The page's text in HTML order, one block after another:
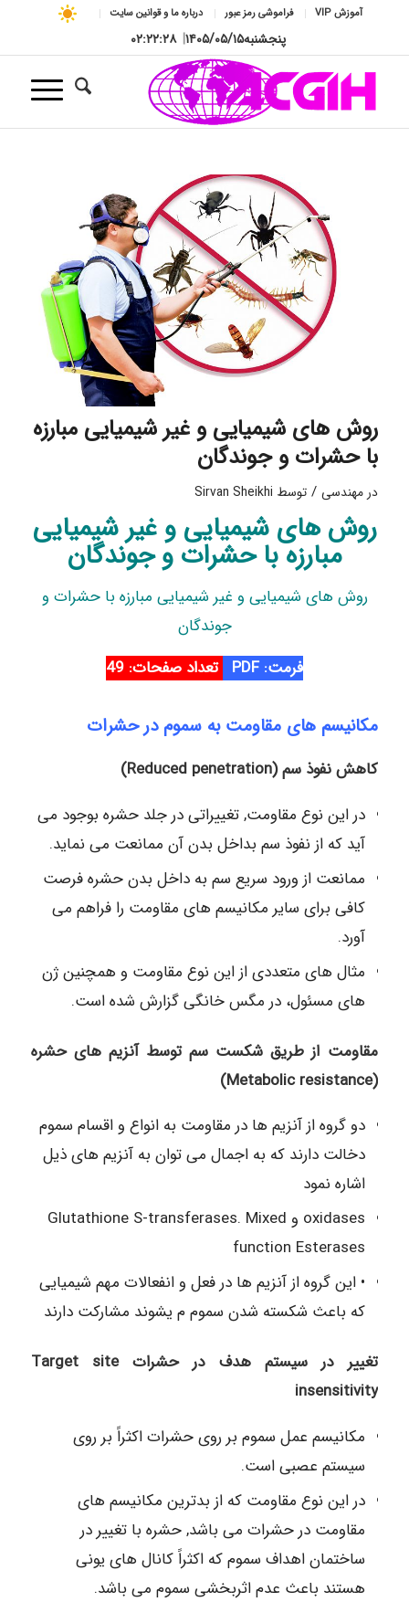
آموزش VIP فراموشی رمز عبور درباره ما و قوانین سایت
پنجشنبه۱۴۰۵/۰۵/۱۵| ۰۲:۲۲:۲۹
روش های شیمیایی و غیر شیمیایی مبارزه
با حشرات و جوندگان
در مهندسی / توسط Sirvan Sheikhi
روش های شیمیایی و غیر شیمیایی
مبارزه با حشرات و جوندگان
روش های شیمیایی و غیر شیمیایی مبارزه با حشرات و
جوندگان
فرمت: PDF
تعداد صفحات: 49
مکانیسم های مقاومت به سموم در حشرات
کاهش نفوذ سم (Reduced penetration)
در این نوع مقاومت, تغییراتی در جلد حشره بوجود می
آید که از نفوذ سم بداخل بدن آن ممانعت می نماید.
ممانعت از ورود سریع سم به داخل بدن حشره فرصت
کافی برای سایر مکانیسم های مقاومت را فراهم می
آورد.
مثال های متعددی از این نوع مقاومت و همچنین ژن
های مسئول، در مگس خانگی گزارش شده است.
مقاومت از طریق شکست سم توسط آنزیم های حشره
(Metabolic resistance)
دو گروه از آنزیم ها در مقاومت به انواع و اقسام سموم
دخالت دارند که به اجمال می توان به آنزیم های ذیل
اشاره نمود
oxidases و Glutathione S-transferases. Mixed
function Esterases
• این گروه از آنزیم ها در فعل و انفعالات مهم شیمیایی
که باعث شکسته شدن سموم م یشوند مشارکت دارند
تغییر در سیستم هدف در حشرات Target site
insensitivity
مکانیسم عمل سموم بر روی حشرات اکثراً بر روی
سیستم عصبی است.
در این نوع مقاومت که از بدترین مکانیسم های
مقاومت در حشرات می باشد, حشره با تغییر در
ساختمان اهداف سموم که اکثراً کانال های یونی
هستند باعث عدم اثربخشی سموم می باشد.